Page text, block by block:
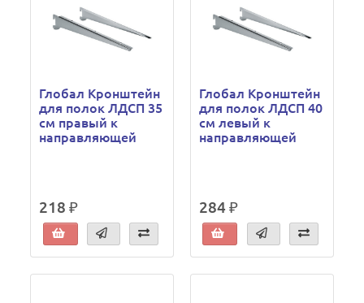
Глобал Кронштейн
для полок ЛДСП 35
см правый к
направляющей
218 ₽
Глобал Кронштейн
для полок ЛДСП 40
см левый к
направляющей
284 ₽